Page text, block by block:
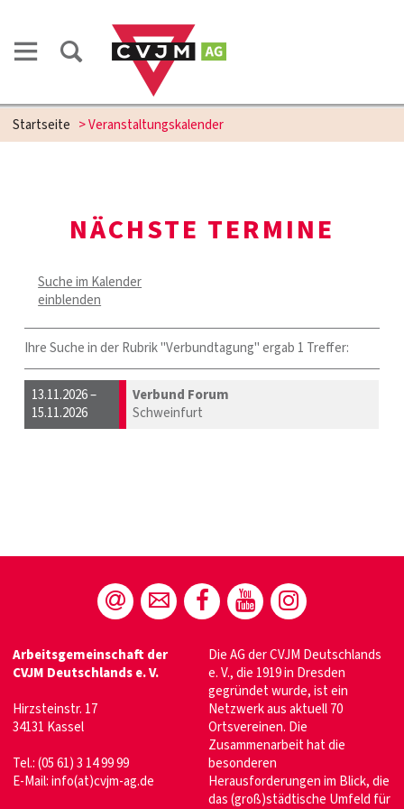
Startseite > Veranstaltungskalender
NÄCHSTE TERMINE
Suche im Kalender
einblenden
Ihre Suche in der Rubrik "Verbundtagung" ergab 1 Treffer:
13.11.2026 –
15.11.2026
Verbund Forum
Schweinfurt
Arbeitsgemeinschaft der
CVJM Deutschlands e. V.
Hirzsteinstr. 17
34131 Kassel
Tel.: (05 61) 3 14 99 99
E-Mail:info(at)cvjm-ag.de
Die AG der CVJM Deutschlands
e. V., die 1919 in Dresden
gegründet wurde, ist ein
Netzwerk aus aktuell 70
Ortsvereinen. Die
Zusammenarbeit hat die
besonderen
Herausforderungen im Blick, die
das (groß)städtische Umfeld für